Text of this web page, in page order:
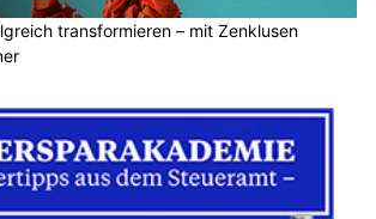
transformieren – mit Zenklusen